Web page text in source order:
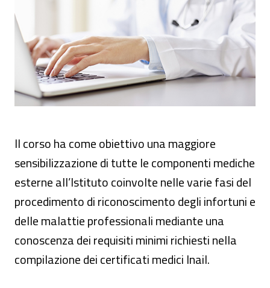
Il corso ha come obiettivo una maggiore
sensibilizzazione di tutte le componenti mediche
esterne all’Istituto coinvolte nelle varie fasi del
procedimento di riconoscimento degli infortuni e
delle malattie professionali mediante una
conoscenza dei requisiti minimi richiesti nella
compilazione dei certificati medici Inail.